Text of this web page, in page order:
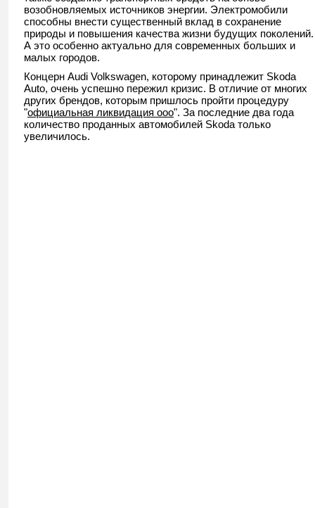
возобновляемых источников энергии. Электромобили
способны внести существенный вклад в сохранение
природы и повышения качества жизни будущих поколений.
А это особенно актуально для современных больших и
малых городов.
Концерн Audi Volkswagen, которому принадлежит Skoda
Auto, очень успешно пережил кризис. В отличие от многих
других брендов, которым пришлось пройти процедуру
"официальная ликвидация ооо". За последние два года
количество проданных автомобилей Skoda только
увеличилось.